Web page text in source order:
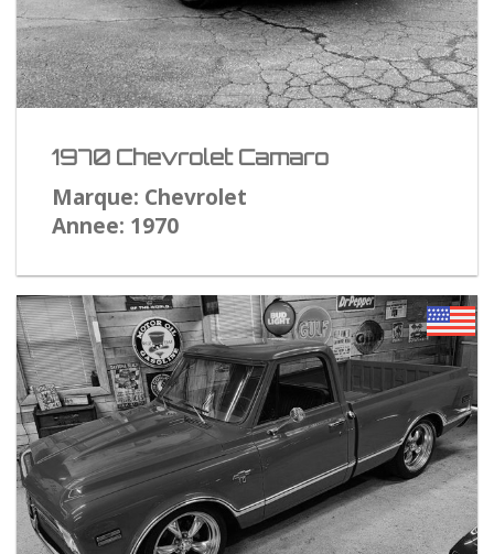
1970 Chevrolet Camaro
Marque: Chevrolet
Annee: 1970